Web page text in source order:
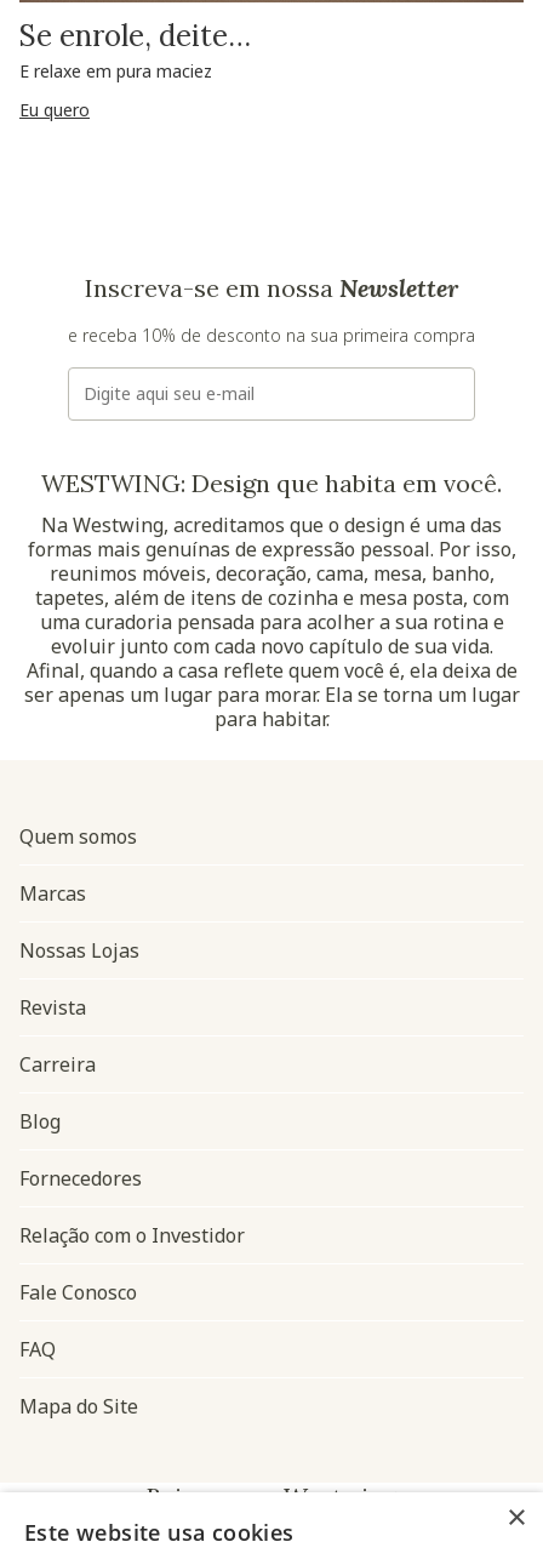
Se enrole, deite…
E relaxe em pura maciez
Eu quero
Inscreva-se em nossa Newsletter
e receba 10% de desconto na sua primeira compra
E-mail
WESTWING: Design que habita em você.
Na Westwing, acreditamos que o design é uma das
formas mais genuínas de expressão pessoal. Por isso,
reunimos móveis, decoração, cama, mesa, banho,
tapetes, além de itens de cozinha e mesa posta, com
uma curadoria pensada para acolher a sua rotina e
evoluir junto com cada novo capítulo de sua vida.
Afinal, quando a casa reflete quem você é, ela deixa de
ser apenas um lugar para morar. Ela se torna um lugar
para habitar.
Navegação do rodapé
Quem somos
Marcas
Nossas Lojas
Revista
Carreira
Blog
Fornecedores
Relação com o Investidor
Fale Conosco
FAQ
Mapa do Site
Baixe o app Westwing
×
Este website usa cookies